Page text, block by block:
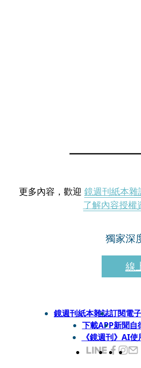
更多內容，歡迎 鏡週刊紙本雜
了解內容授權
獨家深
線
鏡週刊紙本雜誌訂閱電
下載APP新聞自
《鏡週刊》AI